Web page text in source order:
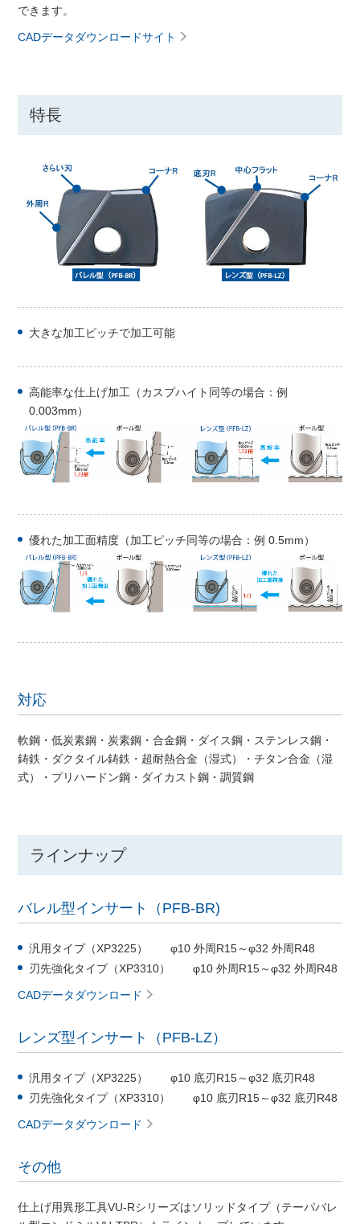
できます。
CADデータダウンロードサイト
特長
大きな加工ピッチで加工可能
高能率な仕上げ加工（カスプハイト同等の場合：例
0.003mm）
優れた加工面精度（加工ピッチ同等の場合：例 0.5mm）
対応
軟鋼・低炭素鋼・炭素鋼・合金鋼・ダイス鋼・ステンレス鋼・
鋳鉄・ダクタイル鋳鉄・超耐熱合金（湿式）・チタン合金（湿
式）・プリハードン鋼・ダイカスト鋼・調質鋼
ラインナップ
バレル型インサート（PFB-BR)
汎用タイプ（XP3225） φ10 外周R15～φ32 外周R48
刃先強化タイプ（XP3310） φ10 外周R15～φ32 外周R48
CADデータダウンロード
レンズ型インサート（PFB-LZ）
汎用タイプ（XP3225） φ10 底刃R15～φ32 底刃R48
刃先強化タイプ（XP3310） φ10 底刃R15～φ32 底刃R48
CADデータダウンロード
その他
仕上げ用異形工具VU-Rシリーズはソリッドタイプ（テーパバレ